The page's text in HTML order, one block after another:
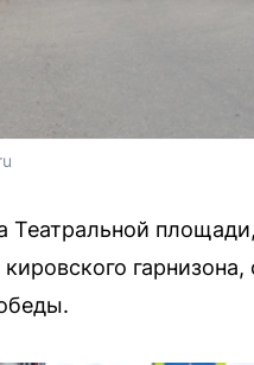
Театральной